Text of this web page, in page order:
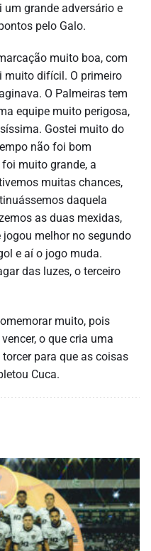
grande adversário e
pelo Galo.
muito boa, com
muito difícil. O primeiro
O Palmeiras tem
equipe muito perigosa,
Gostei muito do
não foi bom
muito grande, a
muitas chances,
daquela
as duas mexidas,
melhor no segundo
e aí o jogo muda.
das luzes, o terceiro
muito, pois
o que cria uma
para que as coisas
Cuca.